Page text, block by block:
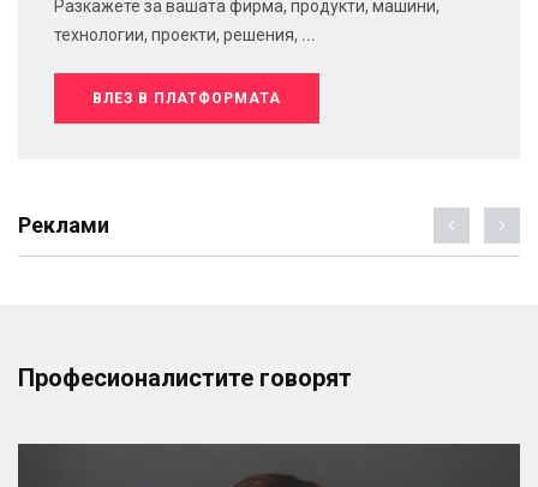
Разкажете за вашата фирма, продукти, машини,
технологии, проекти, решения, ...
ВЛЕЗ В ПЛАТФОРМАТА
Реклами
Професионалистите говорят